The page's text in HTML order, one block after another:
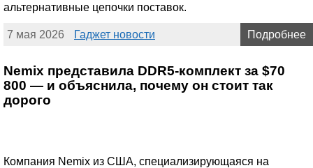
альтернативные цепочки поставок.
7 мая 2026 Гаджет новости Подробнее
Nemix представила DDR5-комплект за $70
800 — и объяснила, почему он стоит так
дорого
Компания Nemix из США, специализирующаяся на